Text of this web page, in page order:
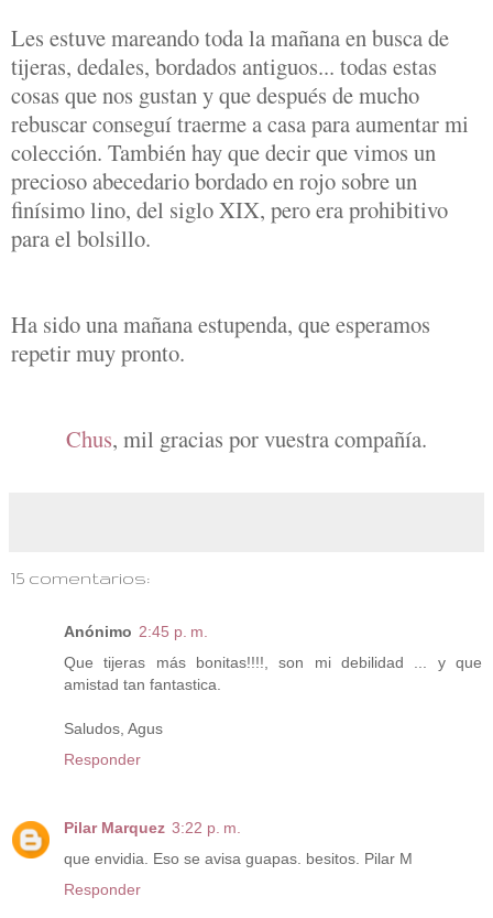
Les estuve mareando toda la mañana en busca de
tijeras, dedales, bordados antiguos... todas estas
cosas que nos gustan y que después de mucho
rebuscar conseguí traerme a casa para aumentar mi
colección. También hay que decir que vimos un
precioso abecedario bordado en rojo sobre un
finísimo lino, del siglo XIX, pero era prohibitivo
para el bolsillo.
Ha sido una mañana estupenda, que esperamos
repetir muy pronto.
Chus, mil gracias por vuestra compañía.
15 comentarios:
Anónimo 2:45 p. m.
Que tijeras más bonitas!!!!, son mi debilidad ... y que
amistad tan fantastica.
Saludos, Agus
Responder
Pilar Marquez 3:22 p. m.
que envidia. Eso se avisa guapas. besitos. Pilar M
Responder